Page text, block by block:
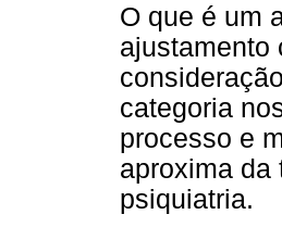
O que é um
ajustamento
categoria
processo e
aproxima da
psiquiatria.